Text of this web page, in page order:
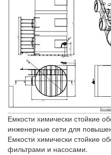
Емкости химически стойкие
инженерные сети для
Емкости химически стойкие
фильтрами и насосами.